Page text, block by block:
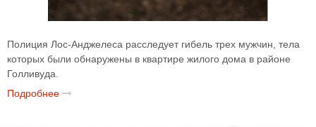
Полиция Лос-Анджелеса расследует гибель трех мужчин, тела
которых были обнаружены в квартире жилого дома в районе
Голливуда.
Подробнее